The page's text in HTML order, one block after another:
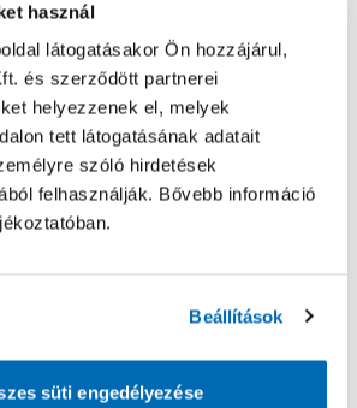
használ
látogatásakor Ön hozzájárul,
és szerződött partnerei
helyezzenek el, melyek
tett látogatásának adatait
szóló hirdetések
felhasználják. Bővebb információ
Beállítások
süti engedélyezése
Oldal újratöltése